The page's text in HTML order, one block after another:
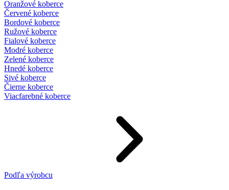
Oranžové koberce
Červené koberce
Bordové koberce
Ružové koberce
Fialové koberce
Modré koberce
Zelené koberce
Hnedé koberce
Sivé koberce
Čierne koberce
Viacfarebné koberce
Podľa výrobcu